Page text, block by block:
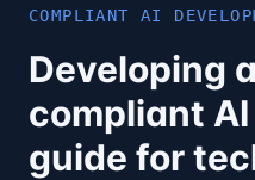
COMPLIANT AI
Developing
compliant
guide for